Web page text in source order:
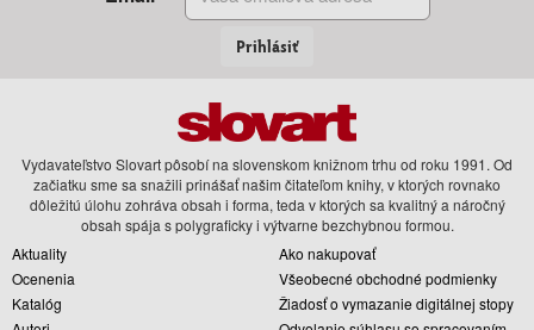
Prihlásiť
Vydavateľstvo Slovart pôsobí na slovenskom knižnom trhu od roku 1991. Od
začiatku sme sa snažili prinášať našim čitateľom knihy, v ktorých rovnako
dôležitú úlohu zohráva obsah i forma, teda v ktorých sa kvalitný a náročný
obsah spája s polygraficky i výtvarne bezchybnou formou.
Aktuality
Ocenenia
Katalóg
Ako nakupovať
Všeobecné obchodné podmienky
Žiadosť o vymazanie digitálnej stopy